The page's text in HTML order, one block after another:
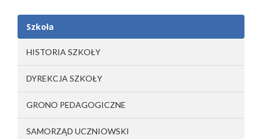
Szkoła
HISTORIA SZKOŁY
DYREKCJA SZKOŁY
GRONO PEDAGOGICZNE
SAMORZĄD UCZNIOWSKI